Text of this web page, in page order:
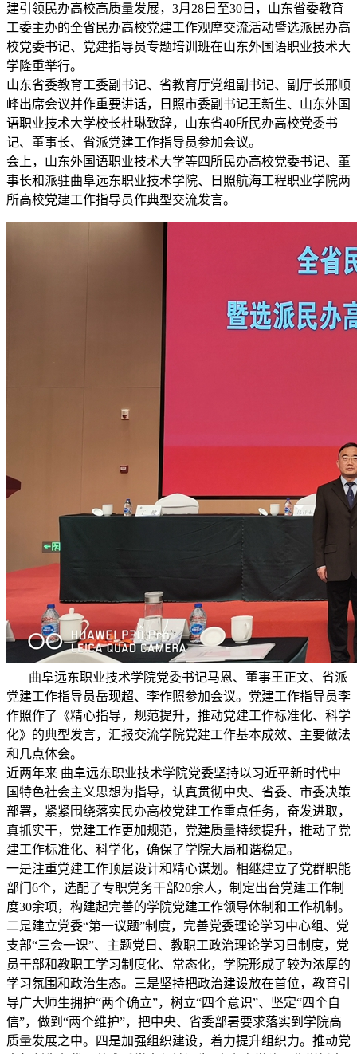
建引领民办高校高质量发展，3月28日至30日，山东省委教育
工委主办的全省民办高校党建工作观摩交流活动暨选派民办高
校党委书记、党建指导员专题培训班在山东外国语职业技术大
学隆重举行。
山东省委教育工委副书记、省教育厅党组副书记、副厅长邢顺
峰出席会议并作重要讲话，日照市委副书记王新生、山东外国
语职业技术大学校长杜琳致辞，山东省40所民办高校党委书
记、董事长、省派党建工作指导员参加会议。
会上，山东外国语职业技术大学等四所民办高校党委书记、董
事长和派驻曲阜远东职业技术学院、日照航海工程职业学院两
所高校党建工作指导员作典型交流发言。
曲阜远东职业技术学院党委书记马恩、董事王正文、省派
党建工作指导员岳现超、李作照参加会议。党建工作指导员李
作照作了《精心指导，规范提升，推动党建工作标准化、科学
化》的典型发言，汇报交流学院党建工作基本成效、主要做法
和几点体会。
近两年来 曲阜远东职业技术学院党委坚持以习近平新时代中
国特色社会主义思想为指导，认真贯彻中央、省委、市委决策
部署，紧紧围绕落实民办高校党建工作重点任务，奋发进取，
真抓实干，党建工作更加规范，党建质量持续提升，推动了党
建工作标准化、科学化，确保了学院大局和谐稳定。
一是注重党建工作顶层设计和精心谋划。相继建立了党群职能
部门6个，选配了专职党务干部20余人，制定出台党建工作制
度30余项，构建起完善的学院党建工作领导体制和工作机制。
二是建立党委“第一议题”制度，完善党委理论学习中心组、党
支部“三会一课”、主题党日、教职工政治理论学习日制度，党
员干部和教职工学习制度化、常态化，学院形成了较为浓厚的
学习氛围和政治生态。三是坚持把政治建设放在首位，教育引
导广大师生拥护“两个确立”，树立“四个意识”、坚定“四个自
信”，做到“两个维护”，把中央、省委部署要求落实到学院高
质量发展之中。四是加强组织建设，着力提升组织力。推动党